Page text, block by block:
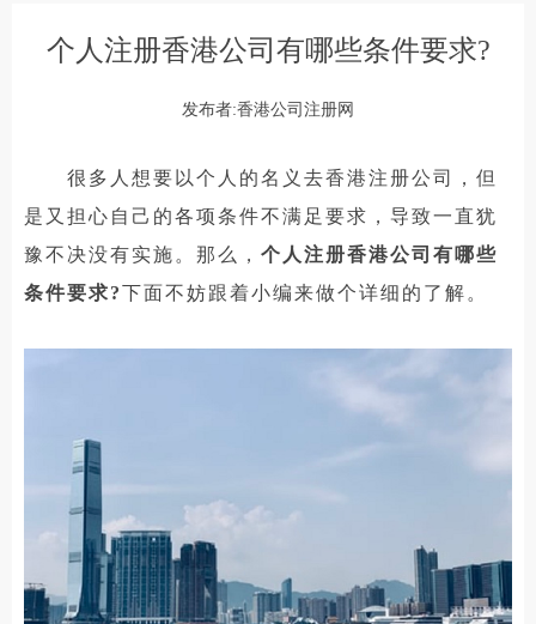
个人注册香港公司有哪些条件要求?
发布者:香港公司注册网
很多人想要以个人的名义去香港注册公司，但
是又担心自己的各项条件不满足要求，导致一直犹
豫不决没有实施。那么， 个人注册香港公司有哪些
条件要求?下面不妨跟着小编来做个详细的了解。